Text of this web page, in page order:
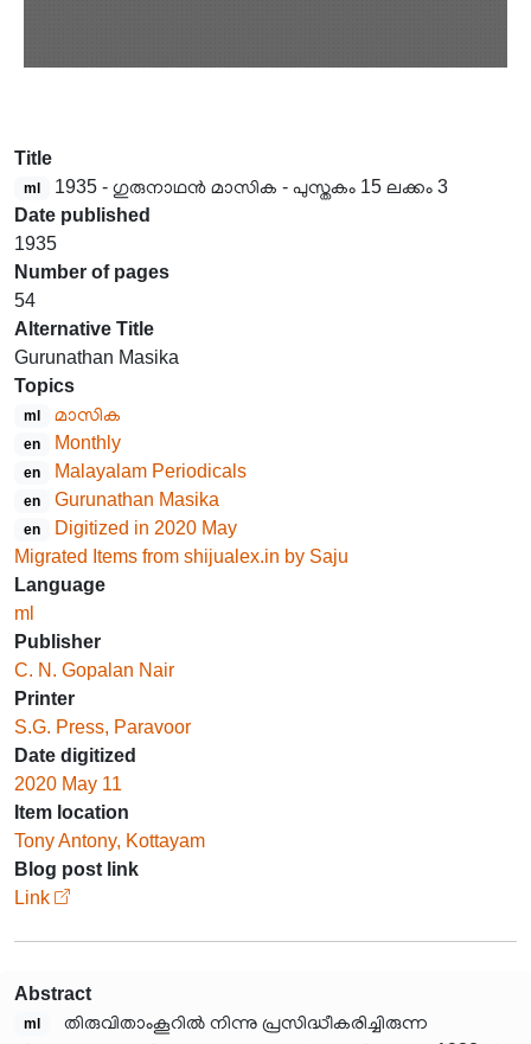
Title
ml
1935 - ഗുരുനാഥൻ മാസിക - പുസ്തകം 15 ലക്കം 3
Date published
1935
Number of pages
54
Alternative Title
Gurunathan Masika
Topics
ml മാസിക
en Monthly
en Malayalam Periodicals
en Gurunathan Masika
en
Digitized in 2020 May
Migrated Items from shijualex.in by Saju
Language
ml
Publisher
C. N. Gopalan Nair
Printer
S.G. Press, Paravoor
Date digitized
2020 May 11
Item location
Tony Antony, Kottayam
Blog post link
Link
Abstract
ml
തിരുവിതാംകൂറിൽ നിന്നു പ്രസിദ്ധീകരിച്ചിരുന്ന